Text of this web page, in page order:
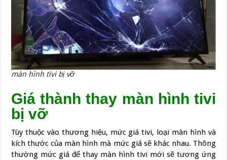
màn hình tivi bị vỡ
Giá thành thay màn hình tivi
bị vỡ
Tùy thuộc vào thương hiệu, mức giá tivi, loại màn hình và
kích thước của màn hình mà mức giá sẽ khác nhau. Thông
thường mức giá để thay màn hình tivi mới sẽ tương ứng